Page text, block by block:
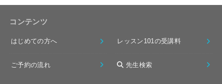
コンテンツ
はじめての方へ レッスン101の受講料
ご予約の流れ 先生検索